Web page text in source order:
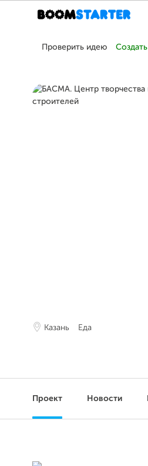
Проверить идею Создать
Казань Еда
Проект Новости